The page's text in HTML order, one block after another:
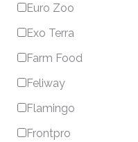
Euro Zoo
Exo Terra
Farm Food
Feliway
Flamingo
Frontpro